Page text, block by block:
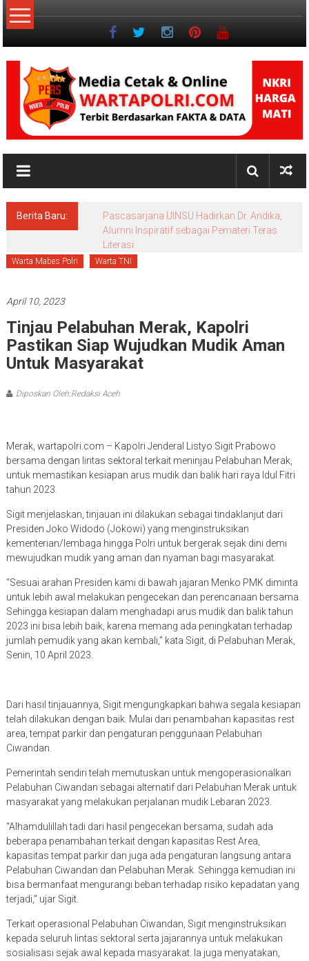
Lompat
ke
NKRI
Jurnalisme
Berita Baru:
Pascasarjana UINSU Hadirkan Dr. Andika,
Alumni Inspiratif sebagai Pemateri Teras
Literasi
Warta Mabes Polri Warta TNI
April 10, 2023
Tinjau Pelabuhan Merak, Kapolri
Pastikan Siap Wujudkan Mudik Aman
Untuk Masyarakat
Diposkan Oleh:Redaksi Aceh
Merak, wartapolri.com – Kapolri Jenderal Listyo Sigit Prabowo
bersama dengan lintas sektoral terkait meninjau Pelabuhan Merak,
untuk memastikan kesiapan arus mudik dan balik hari raya Idul Fitri
tahun 2023.
Sigit menjelaskan, tinjauan ini dilakukan sebagai tindaklanjut dari
Presiden Joko Widodo (Jokowi) yang menginstruksikan
kementerian/lembaga hingga Polri untuk bergerak sejak dini demi
mewujudkan mudik yang aman dan nyaman bagi masyarakat.
“Sesuai arahan Presiden kami di bawah jajaran Menko PMK diminta
untuk lebih awal melakukan pengecekan dan perencanaan bersama.
Sehingga kesiapan dalam menghadapi arus mudik dan balik tahun
2023 ini bisa lebih baik, karena memang ada peningkatan terhadap
jumlah pemudik yang akan kembali,” kata Sigit, di Pelabuhan Merak,
Senin, 10 April 2023.
Dari hasil tinjauannya, Sigit mengungkapkan bahwa segala kesiapan
telah dilakukan dengan baik. Mulai dari penambahan kapasitas rest
area, tempat parkir dan pengaturan penggunaan Pelabuhan
Ciwandan.
Pemerintah sendiri telah memutuskan untuk mengoperasionalkan
Pelabuhan Ciwandan sebagai alternatif dari Pelabuhan Merak untuk
masyarakat yang melakukan perjalanan mudik Lebaran 2023.
“Alhamdulillah tadi dari hasil pengecekan bersama, sudah ada
beberapa penambahan terkait dengan kapasitas Rest Area,
kapasitas tempat parkir dan juga ada pengaturan langsung antara
Pelabuhan Ciwandan dan Pelabuhan Merak. Sehingga kemudian ini
bisa bermanfaat mengurangi beban terhadap risiko kepadatan yang
terjadi,” ujar Sigit.
Terkait operasional Pelabuhan Ciwandan, Sigit menginstruksikan
kepada seluruh lintas sektoral serta jajarannya untuk melakukan
sosialisasi sejak awal kepada masyarakat. Ia juga menyatakan,